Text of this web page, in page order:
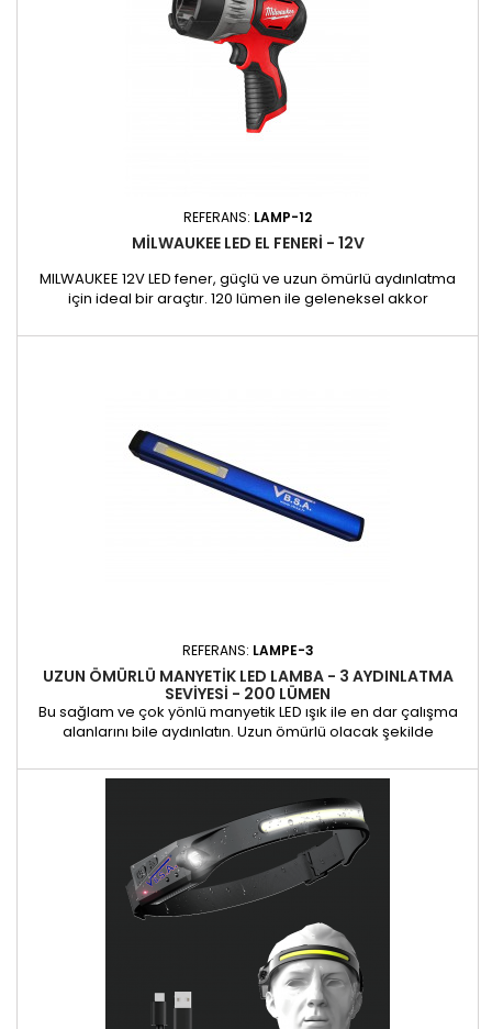
REFERANS: LAMP-12
MILWAUKEE LED EL FENERI - 12V
MILWAUKEE 12V LED fener, güçlü ve uzun ömürlü aydınlatma
için ideal bir araçtır. 120 lümen ile geleneksel akkor
görünürlük sunar. Uzatılmış pil ömrü, daha az ısı yayarken şarj
REFERANS: LAMPE-3
UZUN ÖMÜRLÜ MANYETIK LED LAMBA - 3 AYDINLATMA
SEVIYESI - 200 LÜMEN
Bu sağlam ve çok yönlü manyetik LED ışık ile en dar çalışma
alanlarını bile aydınlatın. Uzun ömürlü olacak şekilde
için güçlü ve ayarlanabilir parlaklık sunar. Teknik özellikler: